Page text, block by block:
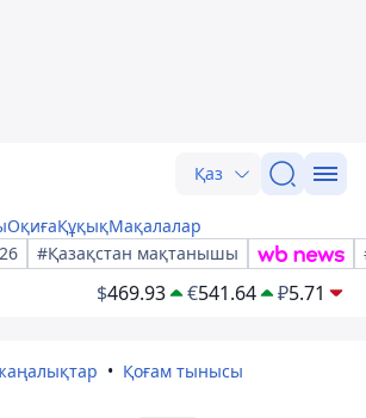
Қаз
ОқиғаҚұқықМақалалар
#Қазақстан мақтанышы
$469.93 €541.64 ₽5.71
Қоғам тынысы